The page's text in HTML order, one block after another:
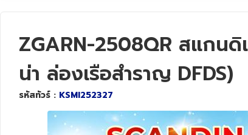
ZGARN-2508QR สแกน
น่า ล่องเรือสำราญ DFDS)
รหัสทัวร์ : KSMI252327
ทัวร์สิงคโปร์
ทัวร์ตุรเคีย
ทัวร์สวิตเซอร์แลนด์